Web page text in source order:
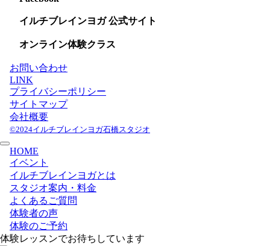
イルチブレインヨガ 公式サイト
オンライン体験クラス
お問い合わせ
LINK
プライバシーポリシー
サイトマップ
会社概要
©2024イルチブレインヨガ石橋スタジオ
HOME
イベント
イルチブレインヨガとは
スタジオ案内・料金
よくあるご質問
体験者の声
体験のご予約
体験レッスンでお待ちしています